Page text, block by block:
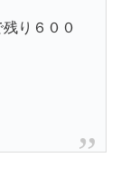
り６００